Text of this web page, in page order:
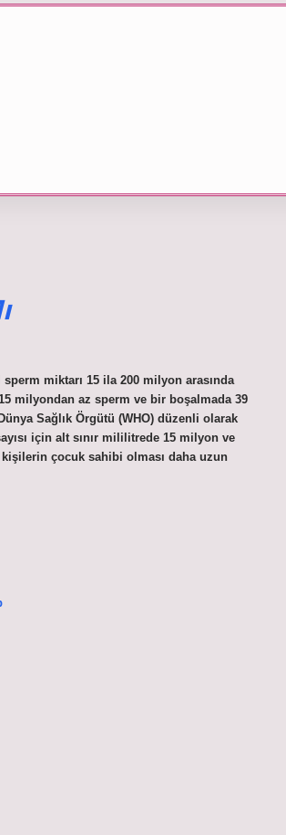
miktarı 15 ila 200 milyon arasında
milyondan az sperm ve bir boşalmada 39
Sağlık Örgütü (WHO) düzenli olarak
için alt sınır mililitrede 15 milyon ve
kişilerin çocuk sahibi olması daha uzun